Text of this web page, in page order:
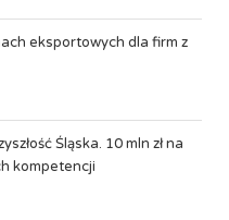
eksportowych dla firm z
Śląska. 10 mln zł na
kompetencji